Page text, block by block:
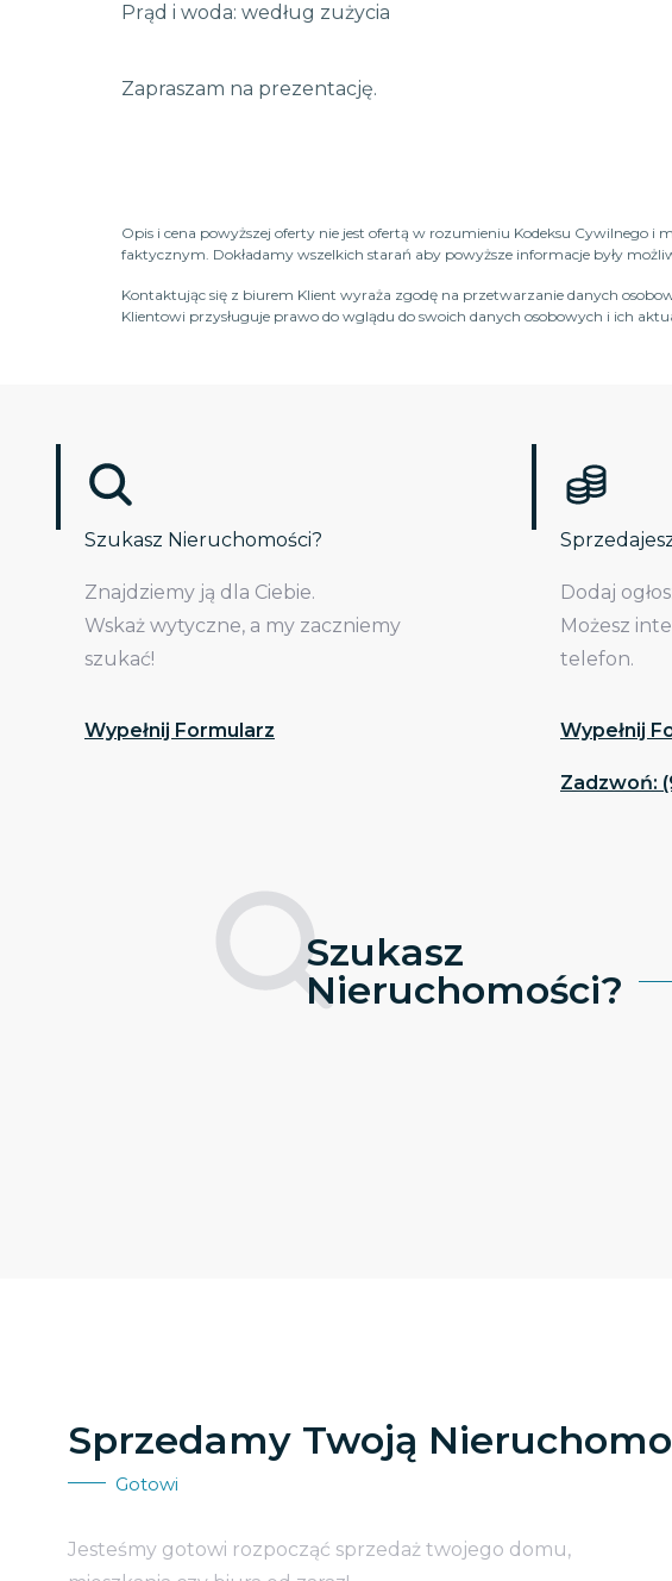
Prąd i woda: według zużycia
Zapraszam na prezentację.
Opis i cena powyższej oferty nie jest ofertą w rozumieniu Kodeksu Cywilnego
faktycznym. Dokładamy wszelkich starań aby powyższe informacje były
Kontaktując się z biurem Klient wyraża zgodę na przetwarzanie danych
Klientowi przysługuje prawo do wglądu do swoich danych osobowych i ich
Szukasz Nieruchomości?
Znajdziemy ją dla Ciebie.
Wskaż wytyczne, a my zaczniemy
szukać!
Wypełnij Formularz
Dodaj
Możesz
telefon.
Wypełnij
Zadzwoń:
Szukasz
Nieruchomości?
Sprzedamy Twoją
Gotowi
Jesteśmy gotowi rozpocząć sprzedaż twojego domu,